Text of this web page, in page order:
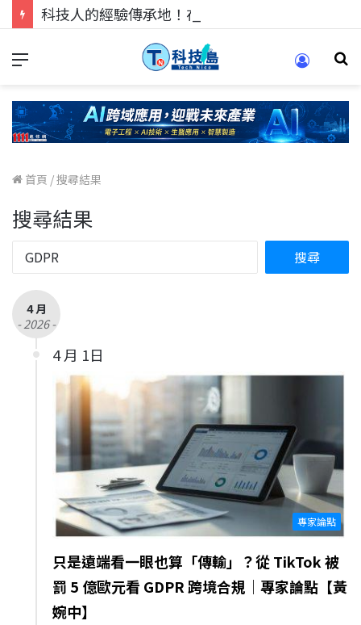
首頁 /搜尋結果
搜尋結果
4 月
- 2026 -
4 月 1日
專家論點
只是遠端看一眼也算「傳輸」？從 TikTok 被
罰 5 億歐元看 GDPR 跨境合規｜專家論點【黃
婉中】